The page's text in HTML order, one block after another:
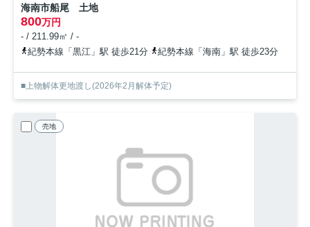
海南市船尾 土地
800万円
- / 211.99㎡ / -
紀勢本線「黒江」駅 徒歩21分
紀勢本線「海南」駅 徒歩23分
■上物解体更地渡し(2026年2月解体予定)
売地